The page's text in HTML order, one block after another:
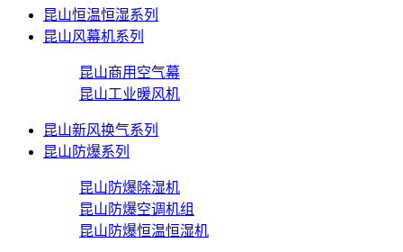
昆山恒温恒湿系列
昆山风幕机系列
昆山商用空气幕
昆山工业暖风机
昆山新风换气系列
昆山防爆系列
昆山防爆除湿机
昆山防爆空调机组
昆山防爆恒温恒湿机